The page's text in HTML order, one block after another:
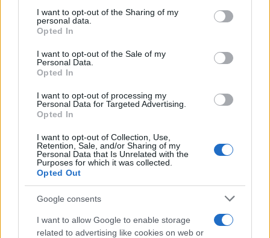
not limited to your visit or usage behaviour. You may click to
grant or deny consent to Google and its third-party tags to
use your data for below specified purposes in below Google
consent section.
I want to opt-out of the Sharing of my
personal data.
Opted In
I want to opt-out of the Sale of my
Personal Data.
Opted In
I want to opt-out of processing my
Personal Data for Targeted Advertising.
Opted In
I want to opt-out of Collection, Use,
Retention, Sale, and/or Sharing of my
Personal Data that Is Unrelated with the
Purposes for which it was collected.
Opted Out
Google consents
I want to allow Google to enable storage
related to advertising like cookies on web or
Alpha Bank: Για πρώτη φορά το Αρχαίο Θέατρο Επιδαύρου
άνοιξε τις πύλες του σε όλους
ESG Report 2025: Πώς η ΑΒ Βασιλόπουλος μετατρέπει τη
ΕΤΙΚΕΤΕΣ Actros L ProCabin Mercedes-Benz